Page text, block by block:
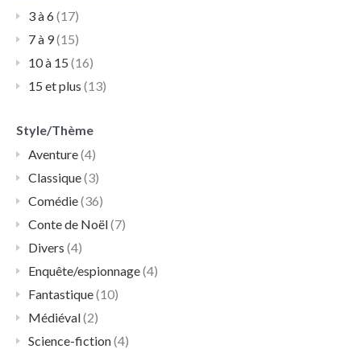
3 à 6(17)
7 à 9(15)
10 à 15 (16)
15 et plus (13)
Style/Thème
Aventure(4)
Classique(3)
Comédie(36)
Conte de Noël(7)
Divers (4)
Enquête/espionnage(4)
Fantastique(10)
Médiéval(2)
Science-fiction(4)